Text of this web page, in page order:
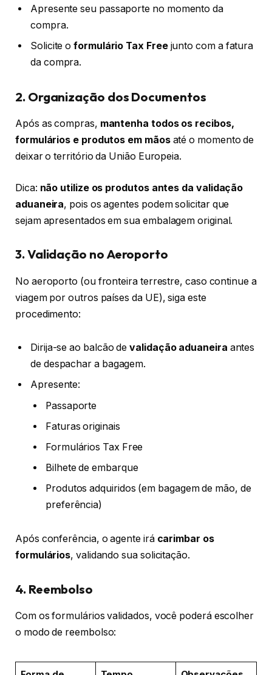
Apresente seu passaporte no momento da
compra.
Solicite oformulário Tax Freejunto com a fatura
da compra.
2. Organização dos Documentos
Após as compras, mantenha todos os recibos,
formulários e produtos em mãosaté o momento de
deixar o território da União Europeia.
Dica: não utilize os produtos antes da validação
aduaneira, pois os agentes podem solicitar que
sejam apresentados em sua embalagem original.
3. Validação no Aeroporto
No aeroporto (ou fronteira terrestre, caso continue a
viagem por outros países da UE), siga este
procedimento:
Dirija-se ao balcão devalidação aduaneira antes
de despachar a bagagem.
Apresente:
Passaporte
Faturas originais
Formulários Tax Free
Bilhete de embarque
Produtos adquiridos (em bagagem de mão, de
preferência)
Após conferência, o agente irá carimbar os
formulários, validando sua solicitação.
4. Reembolso
Com os formulários validados, você poderá escolher
o modo de reembolso: